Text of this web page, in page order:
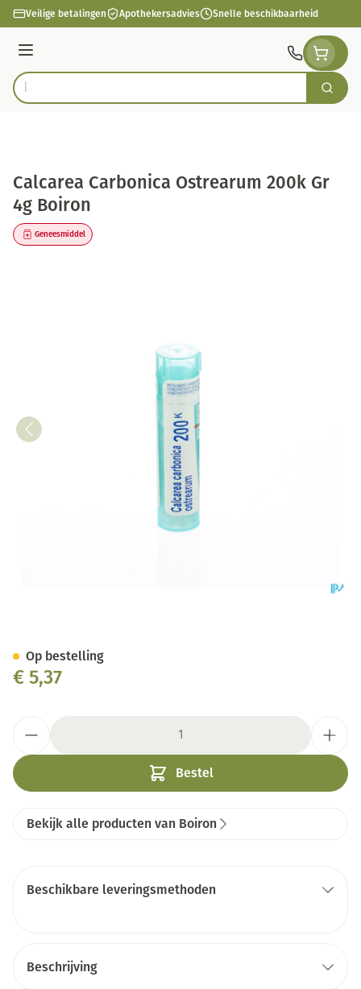
Ga naar de inhoud
Veilige betalingen Apothekersadvies Snelle beschikbaarheid
Menu
Product, merk, categorie... Zoek
Calcarea Carbonica Ostrearum 200k Gr
4g Boiron
Geneesmiddel
€ 5,37
Bestel
Op bestelling
Bekijk alle producten van Boiron
Beschikbare leveringsmethoden
Beschrijving